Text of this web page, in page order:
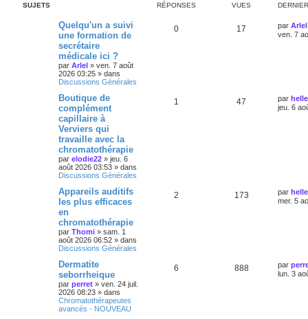
SUJETS RÉPONSES VUES
Quelqu'un a suivi
une formation de
secrétaire
médicale ici ?
par Arlel » ven. 7 août
2026 03:25 » dans
Discussions Générales
0 17 par Arlel
ven. 7
Boutique de
complément
capillaire à
Verviers qui
travaille avec la
chromatothérapie
par elodie22 » jeu. 6
août 2026 03:53 » dans
Discussions Générales
1 47 par
jeu. 6
Appareils auditifs
les plus efficaces
en
chromatothérapie
par Thomi » sam. 1
août 2026 06:52 » dans
Discussions Générales
2 173 par
mer. 5
Dermatite
seborrheique
par perret » ven. 24 juil.
2026 08:23 » dans
Chromatothérapeutes
avancés - NOUVEAU
6 888 par
lun. 3